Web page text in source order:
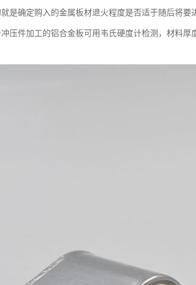
是确定购入的金属板材退火程度是否适于随后将
压件加工的铝合金板可用韦氏硬度计检测，材料厚